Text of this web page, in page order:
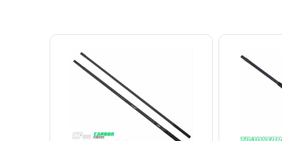
PRÍVLAČOVÉ